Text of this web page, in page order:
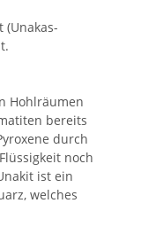
(Unakas-
Hohlräumen
bereits
durch
noch
ist ein
welches